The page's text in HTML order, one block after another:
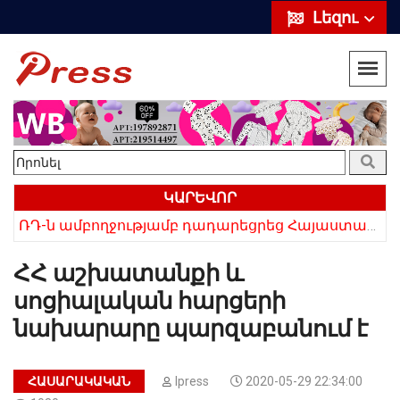
Լեզու
ԿԱՐԵՎՈՐ
ՀՀ աշխատանքի և
սոցիալական հարցերի
նախարարը պարզաբանում է
ՀԱՍԱՐԱԿԱԿԱՆ Ipress
2020-05-29 22:34:00